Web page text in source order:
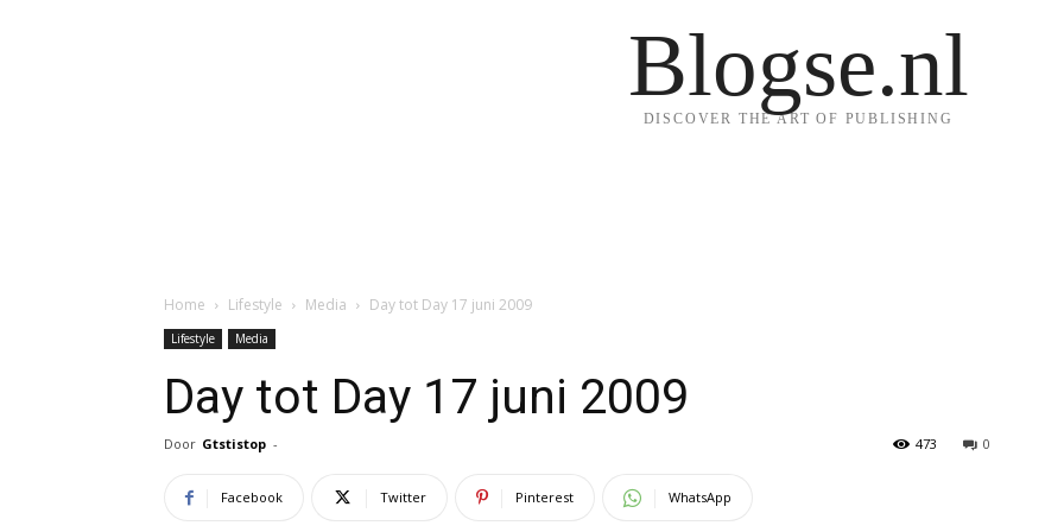
Blogse.nl
DISCOVER THE ART OF PUBLISHING
Home Lifestyle Media Day tot Day 17 juni 2009
Lifestyle Media
Day tot Day 17 juni 2009
Door Gtstistop - 0
473
Facebook Twitter Pinterest WhatsApp